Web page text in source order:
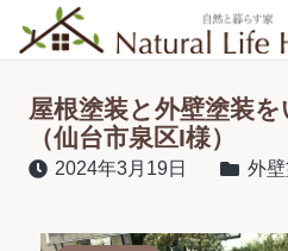
屋根塗装と外壁塗装
（仙台市泉区I様）
2024年3月19日 外